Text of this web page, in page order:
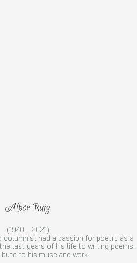
Albor Ruiz
(1940 - 2021)
columnist had a passion for poetry as a
last years of his life to writing poems.
to his muse and work.